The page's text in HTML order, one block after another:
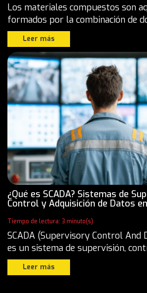
Los materiales compuestos son
formados por la combinación de
Leer más
¿Qué es SCADA? Sistemas de
Control y Adquisición de Datos
Tiempo de lectura: 3 minuto(s)
SCADA (Supervisory Control And
es un sistema de supervisión,
Leer más